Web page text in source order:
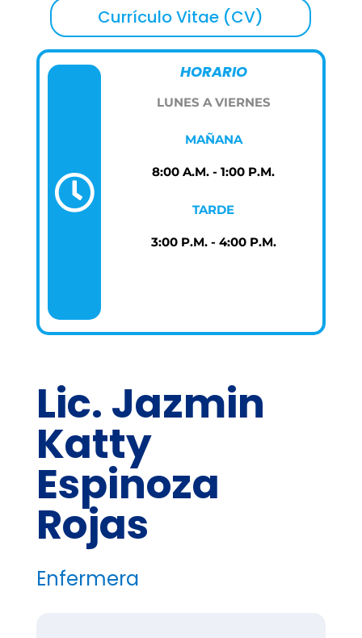
Currículo Vitae (CV)

HORARIO
LUNES A VIERNES
MAÑANA
8:00 A.M. - 1:00 P.M.
TARDE
3:00 P.M. - 4:00 P.M.
Lic. Jazmin
Katty
Espinoza
Rojas
Enfermera